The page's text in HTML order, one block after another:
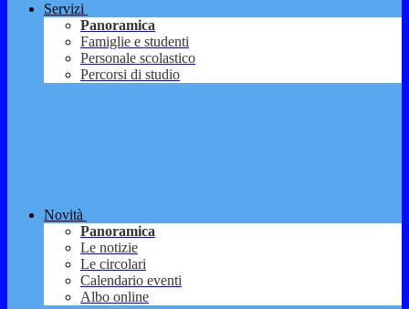
Servizi
Panoramica
Famiglie e studenti
Personale scolastico
Percorsi di studio
Novità
Panoramica
Le notizie
Le circolari
Calendario eventi
Albo online